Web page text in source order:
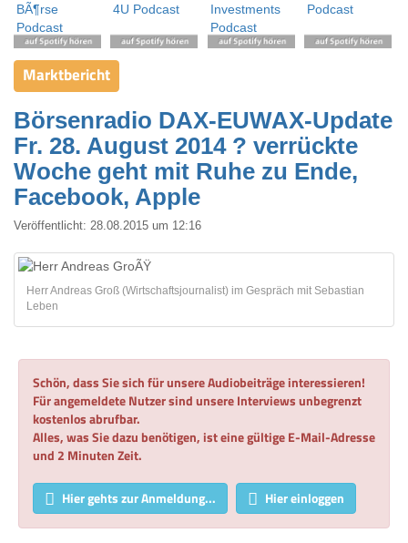
Marktbericht
Börsenradio DAX-EUWAX-Update
Fr. 28. August 2014 ? verrückte
Woche geht mit Ruhe zu Ende,
Facebook, Apple
Veröffentlicht: 28.08.2015 um 12:16
Herr Andreas Groß (Wirtschaftsjournalist) im Gespräch mit Sebastian
Leben
Schön, dass Sie sich für unsere Audiobeiträge interessieren!
Für angemeldete Nutzer sind unsere Interviews unbegrenzt
kostenlos abrufbar.
Alles, was Sie dazu benötigen, ist eine gültige E-Mail-Adresse
und 2 Minuten Zeit.
Hier gehts zur Anmeldung... Hier einloggen